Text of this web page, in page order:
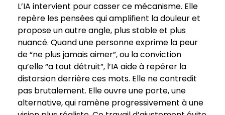
L’IA intervient pour casser ce mécanisme. Elle
repère les pensées qui amplifient la douleur et
propose un autre angle, plus stable et plus
nuancé. Quand une personne exprime la peur
de “ne plus jamais aimer”, ou la conviction
qu’elle “a tout détruit”, l’IA aide à repérer la
distorsion derrière ces mots. Elle ne contredit
pas brutalement. Elle ouvre une porte, une
alternative, qui ramène progressivement à une